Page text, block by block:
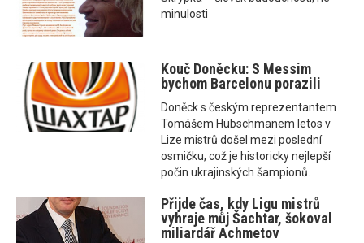
minulosti
Kouč Doněcku: S Messim
bychom Barcelonu porazili
Doněck s českým reprezentantem
Tomášem Hübschmanem letos v
Lize mistrů došel mezi poslední
osmičku, což je historicky nejlepší
počin ukrajinských šampionů.
Přijde čas, kdy Ligu mistrů
vyhraje můj Šachtar, šokoval
miliardář Achmetov